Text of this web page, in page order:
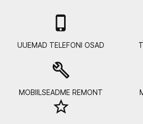

UUEMAD TELEFONI OSAD
build
MOBIILSEADME REMONT
star_border